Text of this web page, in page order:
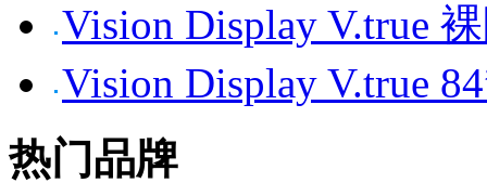
Vision Display V.true
Vision Display V.true
热门品牌